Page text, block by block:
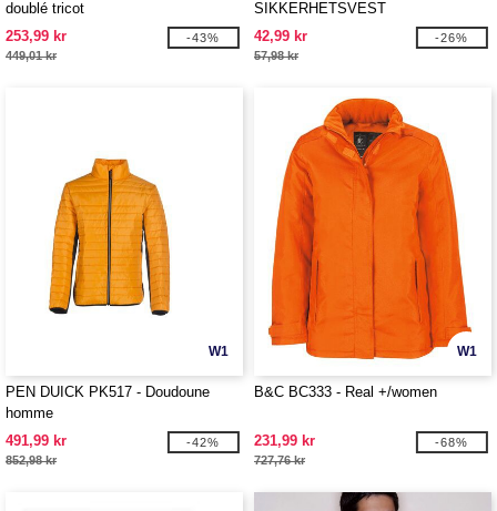
doublé tricot
253,99 kr
449,01 kr
-43%
SIKKERHETSVEST
42,99 kr
57,98 kr
-26%
W1
PEN DUICK PK517 - Doudoune
homme
491,99 kr
852,98 kr
-42%
W1
B&C BC333 - Real +/women
231,99 kr
727,76 kr
-68%